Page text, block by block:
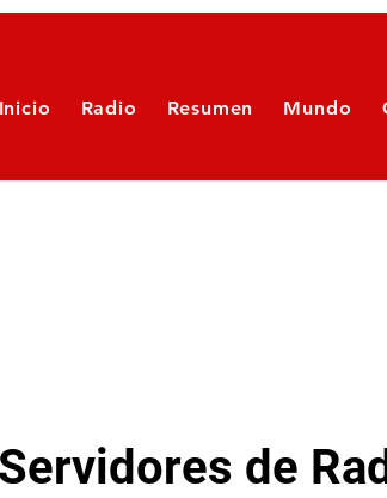
Inicio Radio Resumen Mundo
de